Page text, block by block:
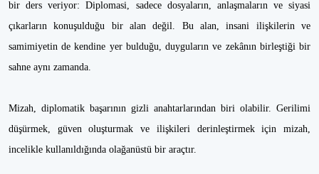
bir ders veriyor: Diplomasi, sadece dosyaların, anlaşmaların ve siyasi
çıkarların konuşulduğu bir alan değil. Bu alan, insani ilişkilerin ve
samimiyetin de kendine yer bulduğu, duyguların ve zekânın birleştiği bir
sahne aynı zamanda.
Mizah, diplomatik başarının gizli anahtarlarından biri olabilir. Gerilimi
düşürmek, güven oluşturmak ve ilişkileri derinleştirmek için mizah,
incelikle kullanıldığında olağanüstü bir araçtır.